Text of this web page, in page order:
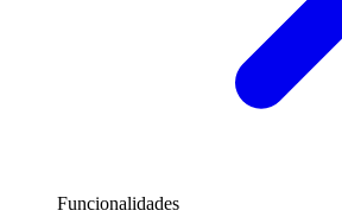
Funcionalidades